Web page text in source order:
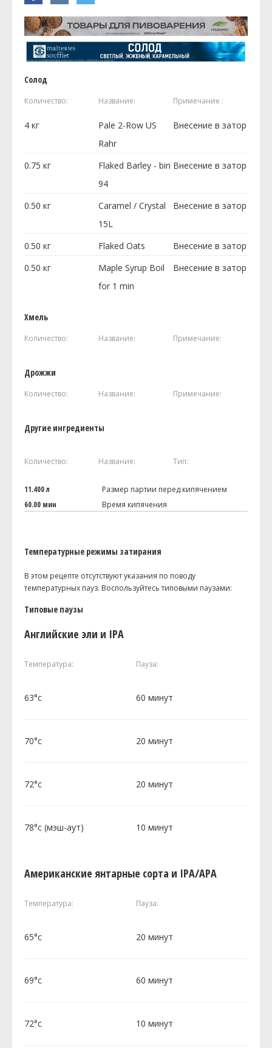
Солод
Количество: Название: Примечание :
4 кг
Pale 2-Row US
Rahr
Внесение в затор
0.75 кг
Flaked Barley - bin
94
Внесение в затор
0.50 кг
Caramel / Crystal
15L
Внесение в затор
0.50 кг Flaked Oats
Внесение в затор
0.50 кг
Maple Syrup Boil
for 1 min
Внесение в затор
Хмель
Количество: Название: Примечание:
Дрожжи
Количество: Название: Примечание:
Другие ингредиенты
Количество: Название: Тип:
11.400 л
Размер партии перед кипячением
60.00 мин
Время кипячения
Температурные режимы затирания
В этом рецепте отсутствуют указания по поводу
температурных пауз. Воспользуйтесь типовыми паузами:
Типовые паузы
Английские эли и IPA
Температура: Пауза:
63°c 60 минут
70°c 20 минут
72°c 20 минут
78°c (мэш-аут) 10 минут
Американские янтарные сорта и IPA/APA
Температура: Пауза:
65°c 20 минут
69°c 60 минут
72°c 10 минут